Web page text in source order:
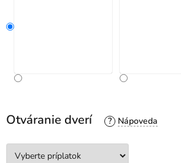
Otváranie dverí ?